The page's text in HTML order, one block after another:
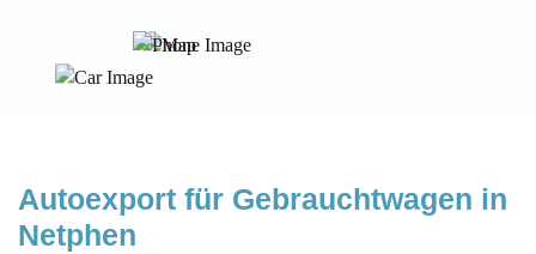
Autoexport für Gebrauchtwagen in
Netphen